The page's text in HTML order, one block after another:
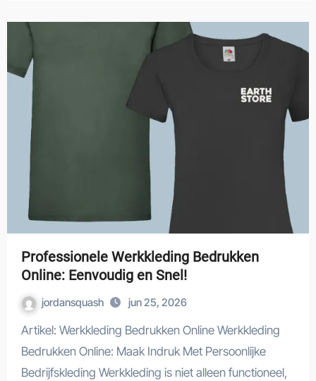
Professionele Werkkleding Bedrukken
Online: Eenvoudig en Snel!
jordansquash jun 25, 2026
Artikel: Werkkleding Bedrukken Online Werkkleding
Bedrukken Online: Maak Indruk Met Persoonlijke
Bedrijfskleding Werkkleding is niet alleen functioneel,